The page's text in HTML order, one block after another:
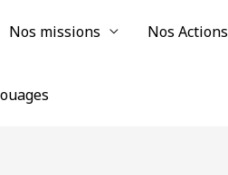
Nos missions Nos Actions